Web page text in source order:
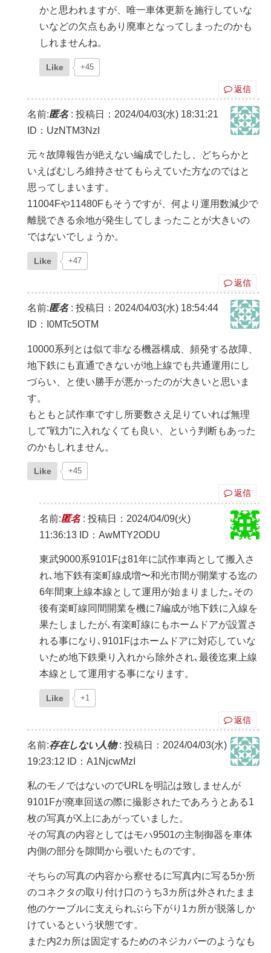
かと思われますが、唯一車体更新を施行していな
いなどの欠点もあり廃車となってしまったのかも
しれませんね。
Like +45
返信
名前:匿名: 投稿日：2024/04/03(水) 18:31:21
ID：UzNTM3NzI
元々故障報告が絶えない編成でしたし、どちらかと
いえばむしろ維持させてもらえていた方なのではと
思ってしまいます。
11004Fや11480Fもそうですが、何より運用数減少で
離脱できる余地が発生してしまったことが大きいの
ではないでしょうか。
Like +47
返信
名前:匿名: 投稿日：2024/04/03(水) 18:54:44
ID：I0MTc5OTM
10000系列とは似て非なる機器構成、頻発する故障、
地下鉄にも直通できないが地上線でも共通運用にし
づらい、と使い勝手が悪かったのが大きいと思いま
す。
もともと試作車ですし所要数さえ足りていれば無理
して”戦力”に入れなくても良い、という判断もあった
のかもしれません。
Like +45
返信
名前:匿名: 投稿日：2024/04/09(火)
11:36:13 ID：AwMTY2ODU
東武9000系9101Fは81年に試作車両として搬入さ
れ､地下鉄有楽町線成増〜和光市間が開業する迄の
6年間東上線本線として運用が始まりました｡その
後有楽町線同間開業を機に7編成が地下鉄に入線を
果たしましたが､有楽町線にもホームドアが設置さ
れる事になり､9101Fはホームドアに対応していな
いため地下鉄乗り入れから除外され､最後迄東上線
本線として運用する事になります。
Like +1
返信
名前:存在しない人物: 投稿日：2024/04/03(水)
19:23:12
ID：A1NjcwMzI
私のモノではないのでURLを明記は致しませんが
9101Fが廃車回送の際に撮影されたであろうとある1
枚の写真がX上にあがっていました。
その写真の内容としてはモハ9501の主制御器を車体
内側の部分を隙間から覗いたものです。
そちらの写真の内容から察せるに写真内に写る5か所
のコネクタの取り付け口のうち3カ所は外されたまま
他のケーブルに支えられぶら下がり1カ所が脱落しか
けているという状態です。
また内2カ所は固定するためのネジカバーのようなも